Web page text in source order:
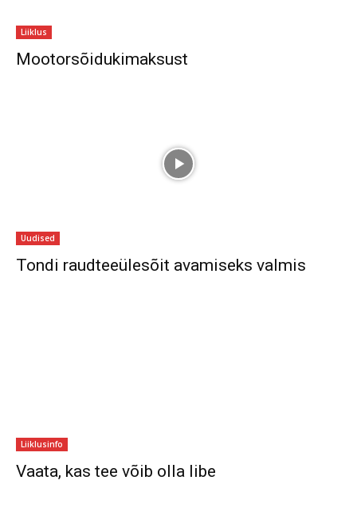
Liiklus
Mootorsõidukimaksust
Uudised
Tondi raudteeülesõit avamiseks valmis
Liiklusinfo
Vaata, kas tee võib olla libe